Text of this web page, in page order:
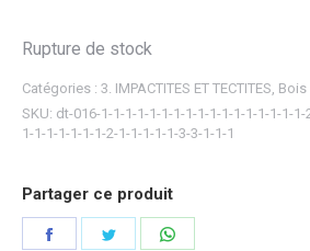
Rupture de stock
Catégories : 3. IMPACTITES ET TECTITES, Bois
SKU: dt-016-1-1-1-1-1-1-1-1-1-1-1-1-1-1-1-1-
1-1-1-1-1-1-1-2-1-1-1-1-1-3-3-1-1-1
Partager ce produit
Partager Partager